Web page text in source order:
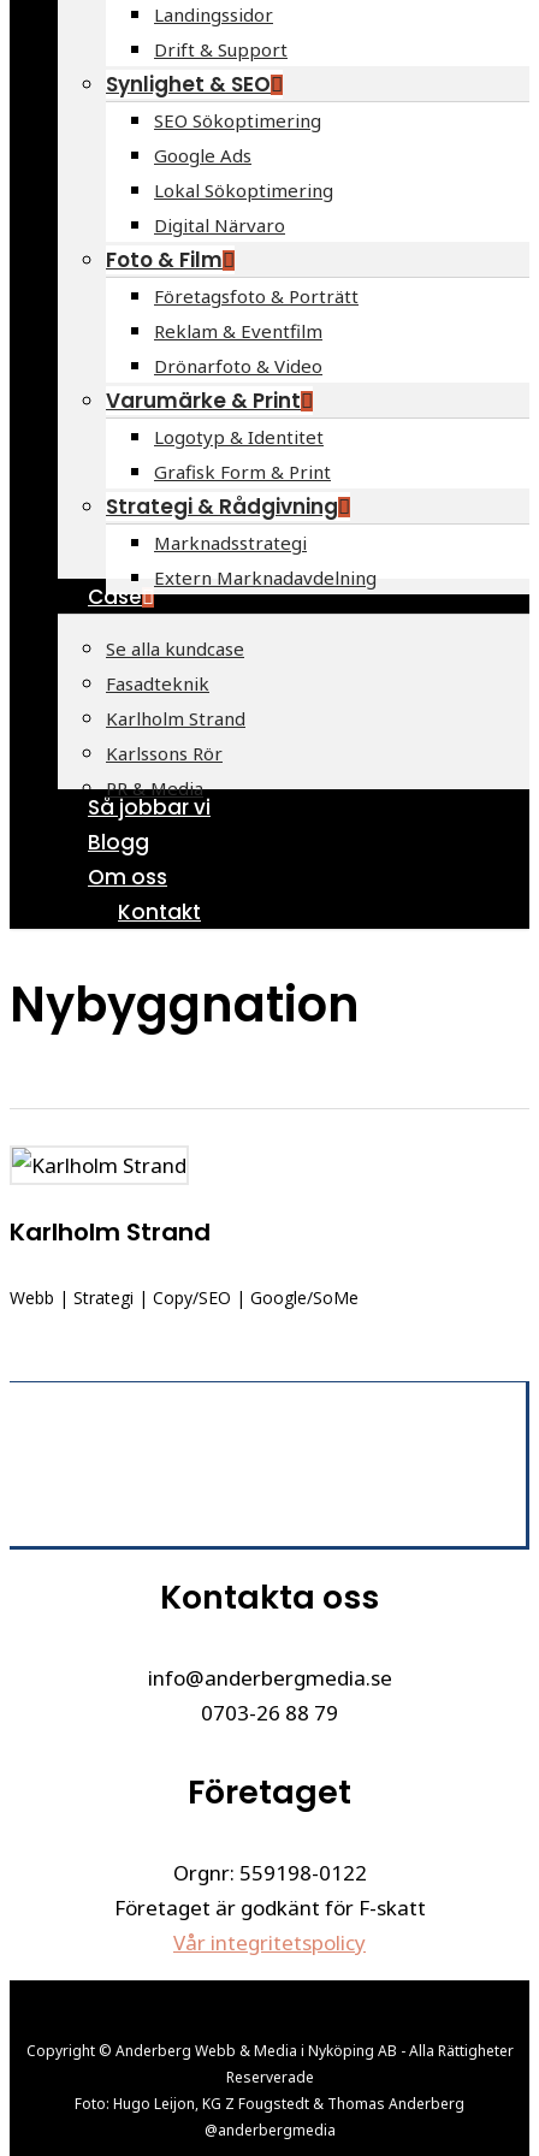
Landingssidor
Drift & Support
Synlighet & SEO
SEO Sökoptimering
Google Ads
Lokal Sökoptimering
Digital Närvaro
Foto & Film
Företagsfoto & Porträtt
Reklam & Eventfilm
Drönarfoto & Video
Varumärke & Print
Logotyp & Identitet
Grafisk Form & Print
Strategi & Rådgivning
Marknadsstrategi
Extern Marknadavdelning
Case
Se alla kundcase
Fasadteknik
Karlholm Strand
Karlssons Rör
PR & Media
Så jobbar vi
Blogg
Om oss
Kontakt
Nybyggnation
Karlholm Strand
Webb | Strategi | Copy/SEO | Google/SoMe
Kontakta oss
info@anderbergmedia.se
0703-26 88 79
Företaget
Orgnr: 559198-0122
Företaget är godkänt för F-skatt
Vår integritetspolicy
Copyright © Anderberg Webb & Media i Nyköping AB - Alla Rättigheter
Reserverade
Foto: Hugo Leijon, KG Z Fougstedt & Thomas Anderberg
@anderbergmedia